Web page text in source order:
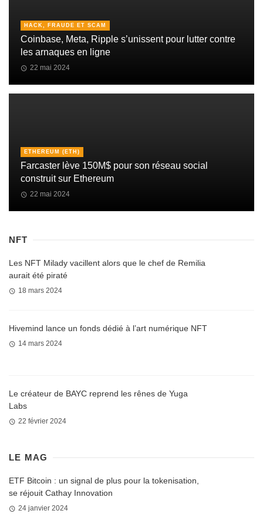
HACK, FRAUDE ET SCAM
Coinbase, Meta, Ripple s’unissent pour lutter contre
les arnaques en ligne
22 mai 2024
ETHEREUM (ETH)
Farcaster lève 150M$ pour son réseau social
construit sur Ethereum
22 mai 2024
NFT
Les NFT Milady vacillent alors que le chef de Remilia
aurait été piraté
18 mars 2024
Hivemind lance un fonds dédié à l’art numérique NFT
14 mars 2024
Le créateur de BAYC reprend les rênes de Yuga
Labs
22 février 2024
LE MAG
ETF Bitcoin : un signal de plus pour la tokenisation,
se réjouit Cathay Innovation
24 janvier 2024